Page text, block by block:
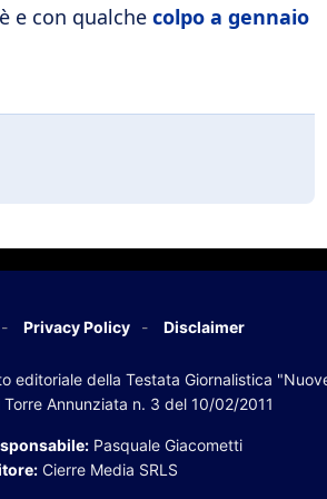
e con qualche colpo a gennaio
Privacy Policy Disclaimer
editoriale della Testata Giornalistica
Annunziata n. 3 del 10/02/2011
Pasquale Giacometti
Cierre Media SRLS